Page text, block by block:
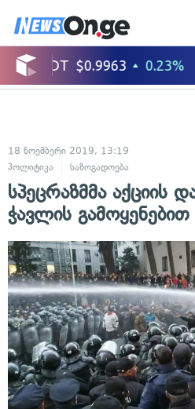
18 ნოემბერი 2019, 13:19
პოლიტიკა
საზოგადოება
სპეცრაზმმა აქციის
ჭავლის